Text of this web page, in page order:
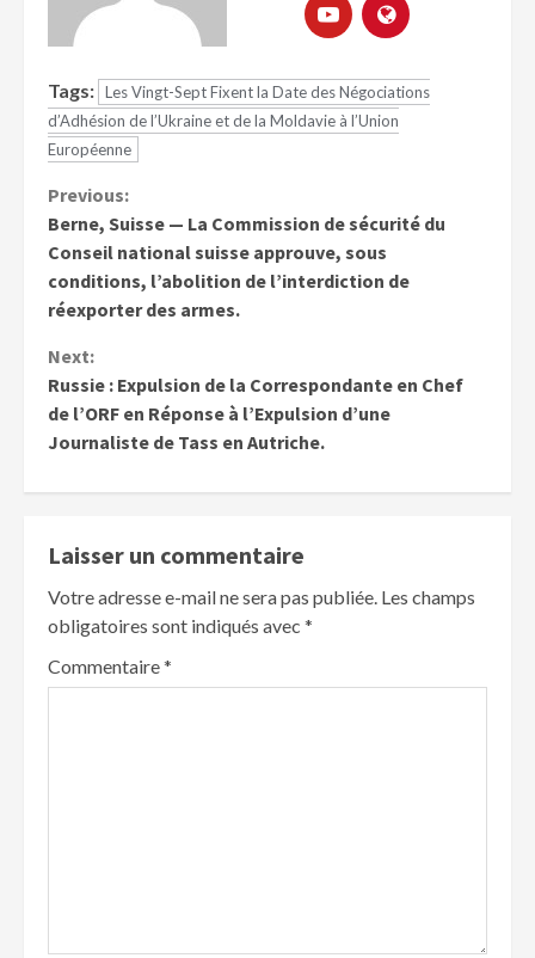
Tags: Les Vingt-Sept Fixent la Date des Négociations
d’Adhésion de l’Ukraine et de la Moldavie à l’Union
Européenne
Previous:
Berne, Suisse — La Commission de sécurité du
Conseil national suisse approuve, sous
conditions, l’abolition de l’interdiction de
réexporter des armes.
Next:
Russie : Expulsion de la Correspondante en Chef
de l’ORF en Réponse à l’Expulsion d’une
Journaliste de Tass en Autriche.
Laisser un commentaire
Votre adresse e-mail ne sera pas publiée. Les champs
obligatoires sont indiqués avec *
Commentaire*